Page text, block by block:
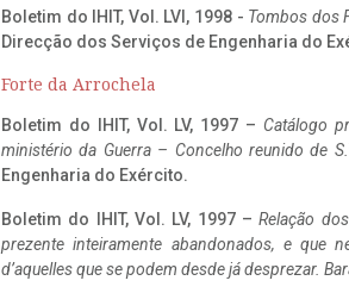
Boletim do IHIT, Vol. LVI, 1998 - Tombos dos
Direcção dos Serviços de Engenharia do
Forte da Arrochela
Boletim do IHIT, Vol. LV, 1997 – Catálogo
ministério da Guerra – Concelho reunido de S.
Engenharia do Exército.
Boletim do IHIT, Vol. LV, 1997 –Relação
prezente inteiramente abandonados, e que
d’aquelles que se podem desde já desprezar.